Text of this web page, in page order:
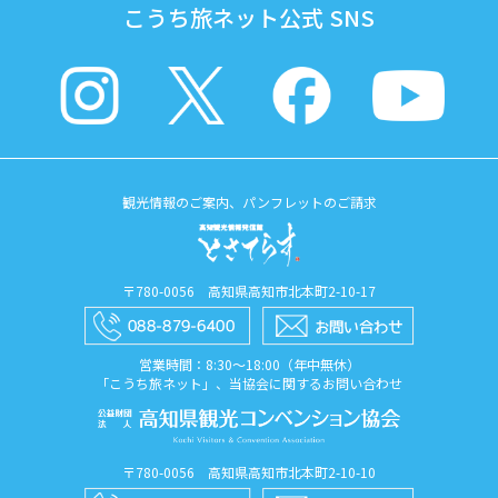
こうち旅ネット公式 SNS
観光情報のご案内、パンフレットのご請求
〒780-0056 高知県高知市北本町2-10-17
営業時間：8:30〜18:00（年中無休）
「こうち旅ネット」、当協会に関するお問い合わせ
〒780-0056 高知県高知市北本町2-10-10